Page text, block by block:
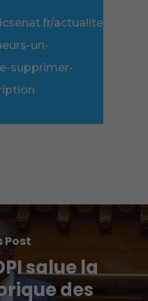
actualites/
un-
supprimer-
Post
salue la
des